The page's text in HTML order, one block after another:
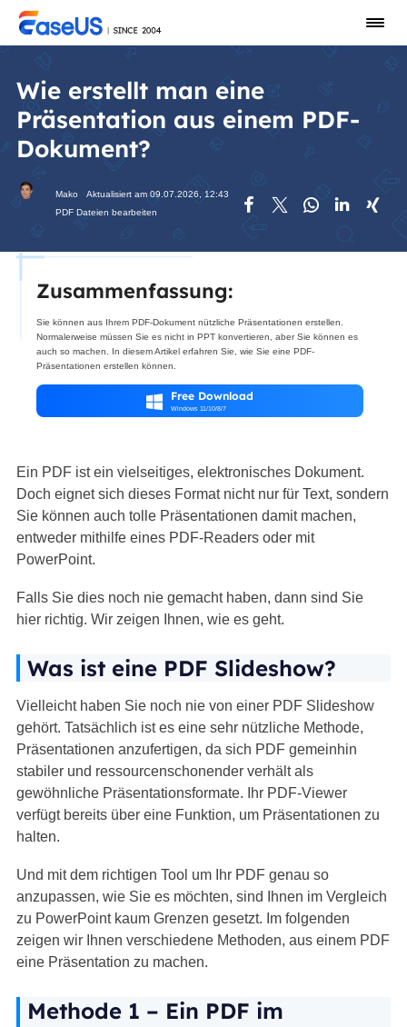
Wie erstellt man eine
Präsentation aus einem PDF-
Dokument?
Mako
Aktualisiert am 09.07.2026, 12:43
PDF Dateien bearbeiten
    
Zusammenfassung:
Sie können aus Ihrem PDF-Dokument nützliche Präsentationen erstellen.
Normalerweise müssen Sie es nicht in PPT konvertieren, aber Sie können es
auch so machen. In diesem Artikel erfahren Sie, wie Sie eine PDF-
Präsentationen erstellen können.
 Free Download
Windows 11/10/8/7
Ein PDF ist ein vielseitiges, elektronisches Dokument.
Doch eignet sich dieses Format nicht nur für Text, sondern
Sie können auch tolle Präsentationen damit machen,
entweder mithilfe eines PDF-Readers oder mit
PowerPoint.
Falls Sie dies noch nie gemacht haben, dann sind Sie
hier richtig. Wir zeigen Ihnen, wie es geht.
Was ist eine PDF Slideshow?
Vielleicht haben Sie noch nie von einer PDF Slideshow
gehört. Tatsächlich ist es eine sehr nützliche Methode,
Präsentationen anzufertigen, da sich PDF gemeinhin
stabiler und ressourcenschonender verhält als
gewöhnliche Präsentationsformate. Ihr PDF-Viewer
verfügt bereits über eine Funktion, um Präsentationen zu
halten.
Und mit dem richtigen Tool um Ihr PDF genau so
anzupassen, wie Sie es möchten, sind Ihnen im Vergleich
zu PowerPoint kaum Grenzen gesetzt. Im folgenden
zeigen wir Ihnen verschiedene Methoden, aus einem PDF
eine Präsentation zu machen.
Methode 1 – Ein PDF im